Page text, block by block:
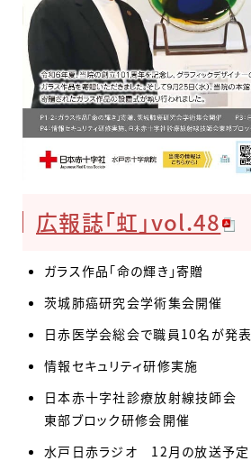
広報誌「虹」vol.48
ガラス作品「命の輝き」寄贈
茨城肺癌研究会学術集会開催
日赤医学会総会で職員10名が発表
情報セキュリティ研修実施
日本赤十字社診療放射線技師会
東部ブロック研修会開催
水戸日赤ラジオ 12月の放送予定